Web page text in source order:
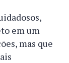
em um
mas que